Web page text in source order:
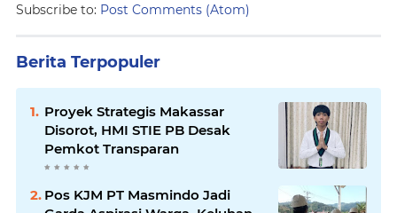
Subscribe to: Post Comments (Atom)
Berita Terpopuler
Proyek Strategis Makassar
Disorot, HMI STIE PB Desak
Pemkot Transparan
Pos KJM PT Masmindo Jadi